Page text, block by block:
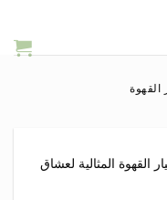
القهوة
القهوة المثالية لعشاق